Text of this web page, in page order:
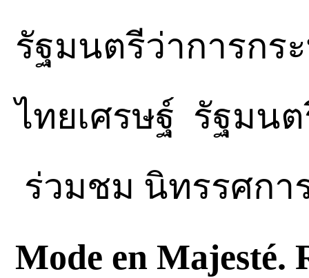
รัฐมนตรีว่าการกร
ไทยเศรษฐ์ รัฐมน
ร่วมชม นิทรรศกา
Mode en Majesté.